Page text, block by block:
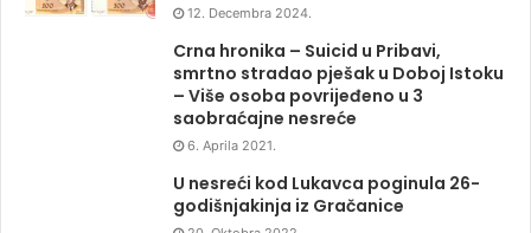
12. Decembra 2024.
Crna hronika – Suicid u Pribavi,
smrtno stradao pješak u Doboj Istoku
– Više osoba povrijeđeno u 3
saobraćajne nesreće
6. Aprila 2021.
U nesreći kod Lukavca poginula 26-
godišnjakinja iz Gračanice